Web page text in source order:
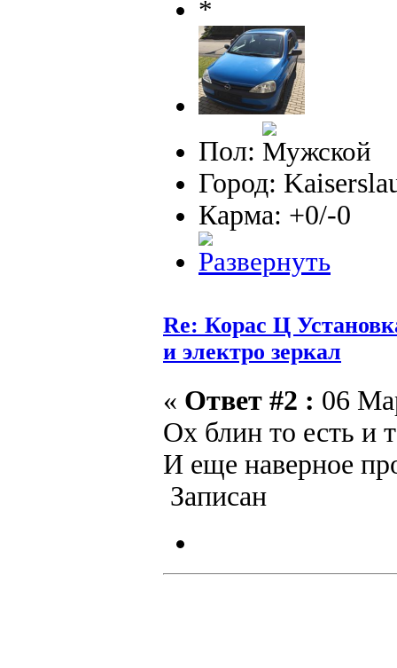
Пол:
Город:
Карма: +0/-0
Re: Корас Ц
и электро зеркал
« Ответ #2 : 06
Ох блин то есть и
И еще наверное
Записан